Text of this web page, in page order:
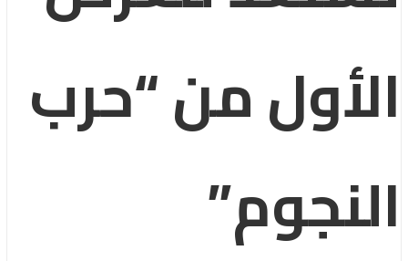
الأول من “حرب
النجوم”